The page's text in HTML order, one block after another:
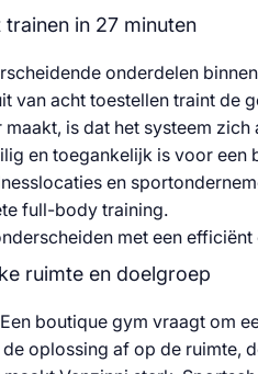
in 27 minuten
onderdelen
van acht toestellen traint
is dat het systeem
en toegankelijk is voor
en
full-body training.
met een
ruimte en doelgroep
boutique gym vraagt om
oplossing af op de ruimte,